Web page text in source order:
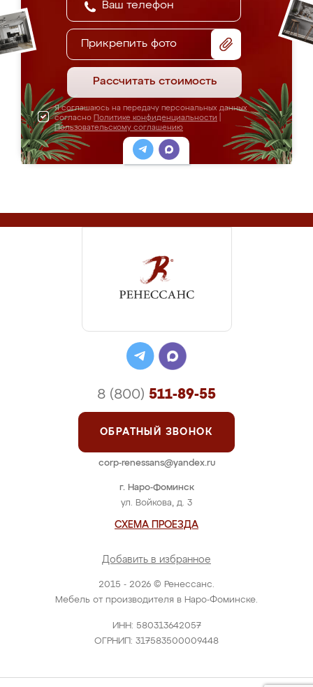
Прикрепить фото
Рассчитать стоимость
Я соглашаюсь на передачу персональных данных
согласно Политике конфиденциальности
Пользовательскому соглашению
2015 - 2026 © Ренессанс.
Мебель от производителя в Наро-Фоминске.
ИНН: 580313642057
ОГРНИП: 317583500009448
г. Наро-Фоминск
ул. Войкова, д. 3
СХЕМА ПРОЕЗДА
Добавить в избранное
8 (800) 511-89-55
ОБРАТНЫЙ ЗВОНОК
corp-renessans@yandex.ru